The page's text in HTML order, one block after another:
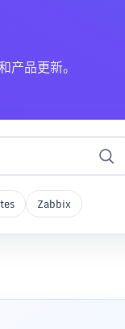
品更新。
Zabbix